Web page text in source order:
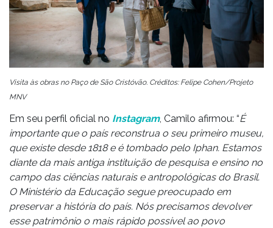
Visita às obras no Paço de São Cristóvão. Créditos: Felipe Cohen/Projeto
MNV
Em seu perfil oficial no Instagram, Camilo afirmou: “É
importante que o país reconstrua o seu primeiro museu,
que existe desde 1818 e é tombado pelo Iphan. Estamos
diante da mais antiga instituição de pesquisa e ensino no
campo das ciências naturais e antropológicas do Brasil.
O Ministério da Educação segue preocupado em
preservar a história do país. Nós precisamos devolver
esse patrimônio o mais rápido possível ao povo